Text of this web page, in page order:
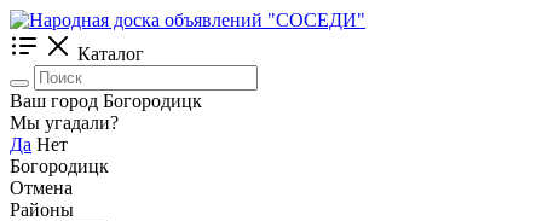
Каталог
Ваш город Богородицк
Мы угадали?
Да Нет
Богородицк
Отмена
Районы